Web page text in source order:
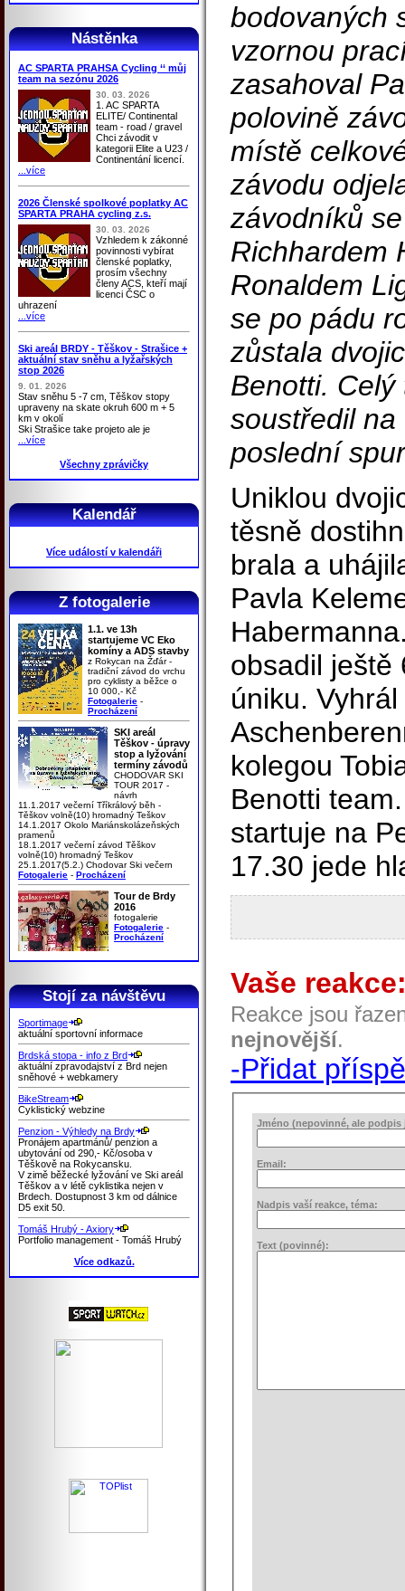
Nástěnka
AC SPARTA PRAHSA Cycling ‘‘ můj
team na sezónu 2026
30. 03. 2026
1. AC SPARTA
ELITE/ Continental
team - road / gravel
Chci závodit v
kategorii Elite a U23 /
Continentání licencí.
...více
2026 Členské spolkové poplatky AC
SPARTA PRAHA cycling z.s.
30. 03. 2026
Vzhledem k zákonné
povinnosti vybírat
členské poplatky,
prosím všechny
členy ACS, kteří mají
licenci ČSC o
uhrazení
...více
Ski areál BRDY - Těškov - Strašice +
aktuální stav sněhu a lyžařských
stop 2026
9. 01. 2026
Stav sněhu 5 -7 cm, Těškov stopy
upraveny na skate okruh 600 m + 5
km v okolí
Ski Strašice take projeto ale je
...více
Všechny zprávičky
Kalendář
Více událostí v kalendáři
Z fotogalerie
1.1. ve 13h
startujeme VC Eko
komíny a ADS stavby
z Rokycan na Žďár -
tradiční závod do vrchu
pro cyklisty a běžce o
10 000,- Kč
Fotogalerie -
Procházení
SKI areál
Těškov - úpravy
stop a lyžování
termíny závodů
CHODOVAR SKI
TOUR 2017 -
návrh
11.1.2017 večerní Tříkrálový běh -
Těškov volně(10) hromadný Teškov
14.1.2017 Okolo Mariánskolázeňských
pramenů
18.1.2017 večerní závod Těškov
volně(10) hromadný Teškov
25.1.2017(5.2.) Chodovar Ski večern
Fotogalerie - Procházení
Tour de Brdy
2016
fotogalerie
Fotogalerie -
Procházení
Stojí za návštěvu
Sportimage
aktuální sportovní informace
Brdská stopa - info z Brd
aktuální zpravodajství z Brd nejen
sněhové + webkamery
BikeStream
Cyklistický webzine
Penzion - Výhledy na Brdy
Pronájem apartmánů/ penzion a
ubytování od 290,- Kč/osoba v
Těškově na Rokycansku.
V zimě běžecké lyžování ve Ski areál
Těškov a v létě cyklistika nejen v
Brdech. Dostupnost 3 km od dálnice
D5 exit 50.
Tomáš Hrubý - Axiory
Portfolio management - Tomáš Hrubý
Více odkazů.
bodovaných
vzornou
zasahoval
polovině
místě
závodu
závodníků
Richhardem
Ronaldem
se po pádu
zůstala
Benotti.
soustředil
poslední
Uniklou
těsně
brala a
Pavla
obsadil ještě
úniku.
kolegou
Benotti
startuje na
17.30 jede
Vaše
Reakce jsou
nejnovější.
-Přidat
Jméno (nepovinné, ale podpis
Email:
Nadpis vaší reakce, téma:
Text (povinné):